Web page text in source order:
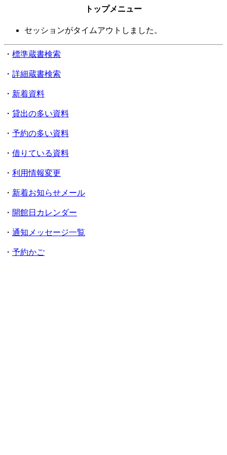
トップメニュー
セッションがタイムアウトしました。
・ 標準蔵書検索
・ 詳細蔵書検索
・ 新着資料
・ 貸出の多い資料
・ 予約の多い資料
・ 借りている資料
・ 利用情報変更
・ 新着お知らせメール
・ 開館日カレンダー
・ 通知メッセージ一覧
・ 予約かご